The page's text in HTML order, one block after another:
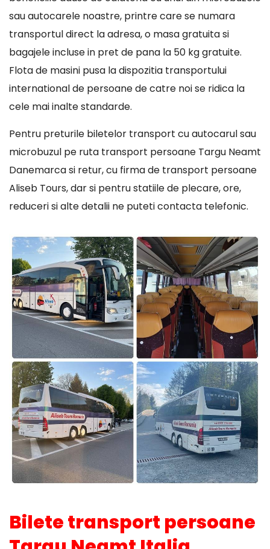
sau autocarele noastre, printre care se numara
transportul direct la adresa, o masa gratuita si
bagajele incluse in pret de pana la 50 kg gratuite.
Flota de masini pusa la dispozitia transportului
international de persoane de catre noi se ridica la
cele mai inalte standarde.
Pentru preturile biletelor transport cu autocarul sau
microbuzul pe ruta transport persoane Targu Neamt
Danemarca si retur, cu firma de transport persoane
Aliseb Tours, dar si pentru statiile de plecare, ore,
reduceri si alte detalii ne puteti contacta telefonic.
Bilete transport persoane